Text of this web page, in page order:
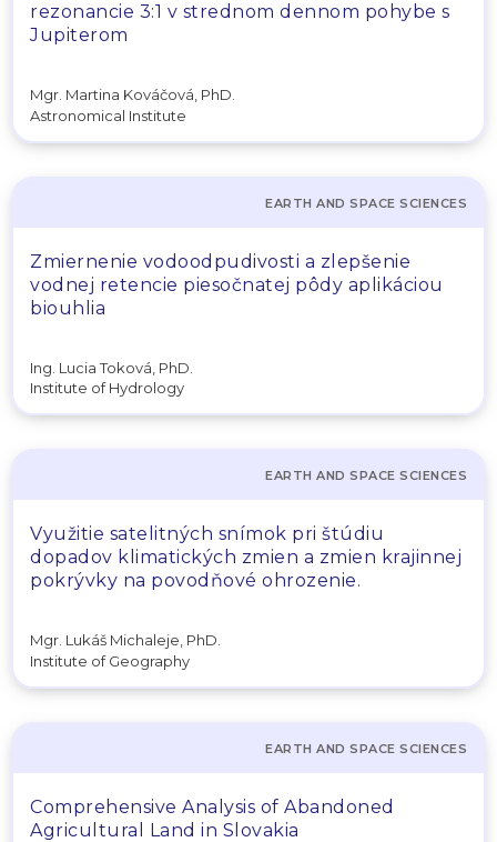
rezonancie 3:1 v strednom dennom pohybe s
Jupiterom
Mgr. Martina Kováčová, PhD.
Astronomical Institute
EARTH AND SPACE SCIENCES
Zmiernenie vodoodpudivosti a zlepšenie
vodnej retencie piesočnatej pôdy aplikáciou
biouhlia
Ing. Lucia Toková, PhD.
Institute of Hydrology
EARTH AND SPACE SCIENCES
Využitie satelitných snímok pri štúdiu
dopadov klimatických zmien a zmien krajinnej
pokrývky na povodňové ohrozenie.
Mgr. Lukáš Michaleje, PhD.
Institute of Geography
EARTH AND SPACE SCIENCES
Comprehensive Analysis of Abandoned
Agricultural Land in Slovakia